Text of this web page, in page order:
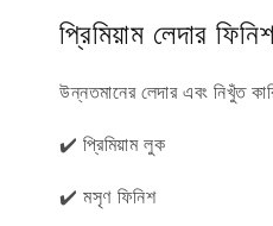
প্রিমিয়াম লেদার
উন্নতমানের লেদার এবং নিখুঁত
✔️ প্রিমিয়াম লুক
✔️ মসৃণ ফিনিশ